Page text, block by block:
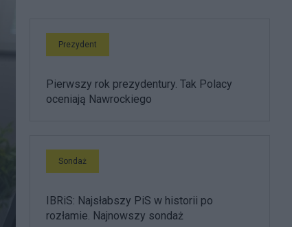
Prezydent
Pierwszy rok prezydentury. Tak Polacy
oceniają Nawrockiego
Sondaż
IBRiS: Najsłabszy PiS w historii po
rozłamie. Najnowszy sondaż